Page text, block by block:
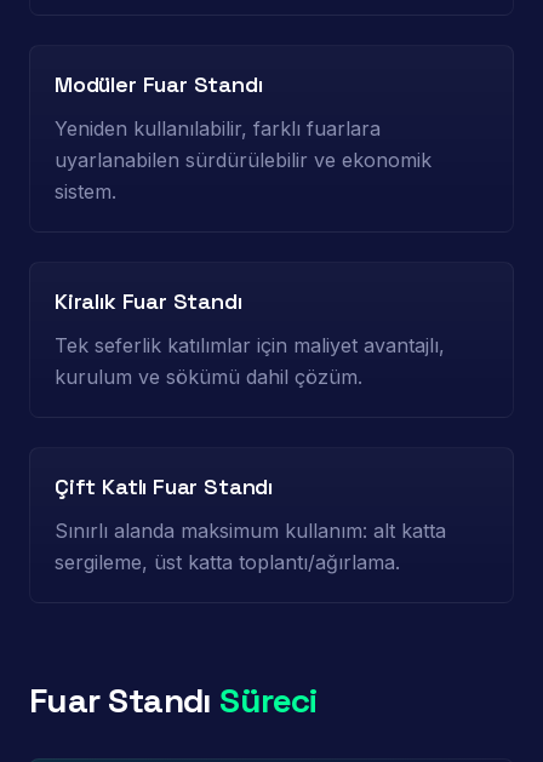
Modüler Fuar Standı
Yeniden kullanılabilir, farklı fuarlara
uyarlanabilen sürdürülebilir ve ekonomik
sistem.
Kiralık Fuar Standı
Tek seferlik katılımlar için maliyet avantajlı,
kurulum ve sökümü dahil çözüm.
Çift Katlı Fuar Standı
Sınırlı alanda maksimum kullanım: alt katta
sergileme, üst katta toplantı/ağırlama.
Fuar Standı Süreci